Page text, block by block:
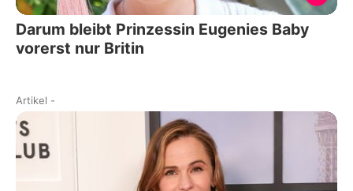
Darum bleibt Prinzessin Eugenies Baby
vorerst nur Britin
Artikel -